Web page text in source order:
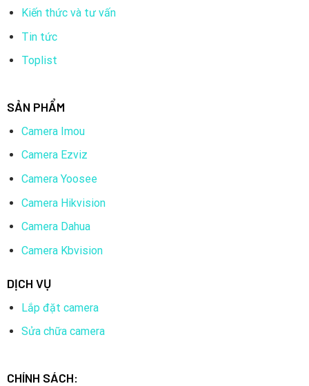
Kiến thức và tư vấn
Tin tức
Toplist
SẢN PHẨM
Camera Imou
Camera Ezviz
Camera Yoosee
Camera Hikvision
Camera Dahua
Camera Kbvision
DỊCH VỤ
Lắp đặt camera
Sửa chữa camera
CHÍNH SÁCH: